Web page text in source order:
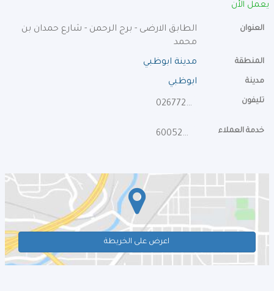
يعمل الأن
العنوان
الطابق الارضى - برج الرحمن - شارع حمدان بن
محمد
المنطقة مدينة ابوظبي
مدينة ابوظبي
تليفون 026772546
خدمة العملاء 600527225
اعرض على الخريطة